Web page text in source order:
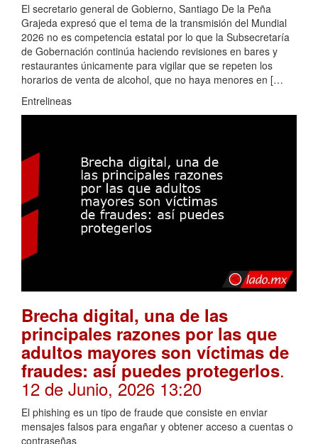
El secretario general de Gobierno, Santiago De la Peña
Grajeda expresó que el tema de la transmisión del Mundial
2026 no es competencia estatal por lo que la Subsecretaría
de Gobernación continúa haciendo revisiones en bares y
restaurantes únicamente para vigilar que se repeten los
horarios de venta de alcohol, que no haya menores en […
Entrelineas
Brecha digital, una de las
principales razones por las que
adultos mayores son víctimas de
fraudes: así puedes protegerlos.
12 de Junio, 2026 13:20
El phishing es un tipo de fraude que consiste en enviar
mensajes falsos para engañar y obtener acceso a cuentas o
contraseñas